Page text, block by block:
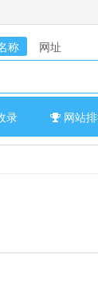
称
网址
录 网站